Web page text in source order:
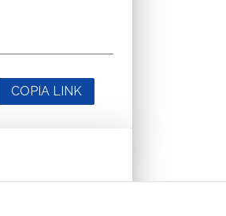
COPIA LINK